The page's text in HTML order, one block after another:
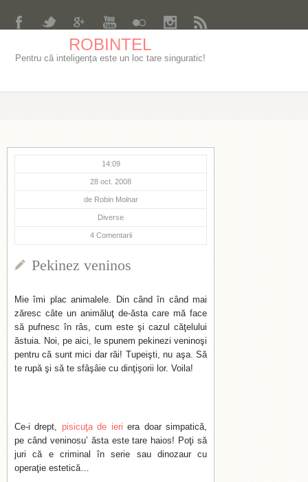
ROBINTEL
Pentru că inteligența este un loc tare singuratic!
14:09
28 oct. 2008
de Robin Molnar
Diverse
4 Comentarii
Pekinez veninos
Mie îmi plac animalele. Din când în când mai
zăresc câte un animăluţ de-ăsta care mă face
să pufnesc în râs, cum este şi cazul căţelului
ăstuia. Noi, pe aici, le spunem pekinezi veninoşi
pentru că sunt mici dar răi! Tupeişti, nu aşa. Să
te rupă şi să te sfâşâie cu dinţişorii lor. Voila!
Ce-i drept, pisicuţa de ieri era doar simpatică,
pe când veninosu’ ăsta este tare haios! Poţi să
juri că e criminal în serie sau dinozaur cu
operaţie estetică…